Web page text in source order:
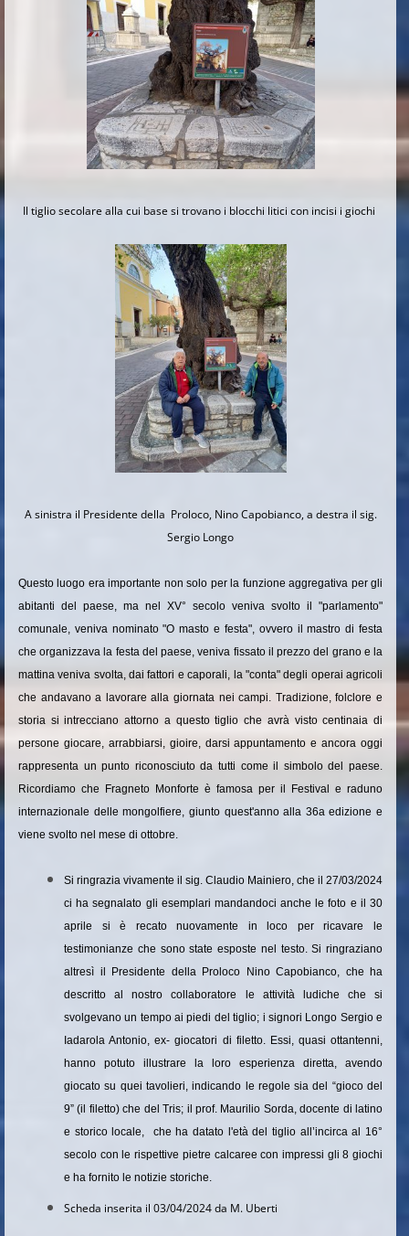
Il tiglio secolare alla cui base si trovano i blocchi litici con incisi i giochi
A sinistra il Presidente della Proloco, Nino Capobianco, a destra il sig.
Sergio Longo
Questo luogo era importante non solo per la funzione aggregativa per gli
abitanti del paese, ma nel XV° secolo veniva svolto il "parlamento"
comunale, veniva nominato "O masto e festa", ovvero il mastro di festa
che organizzava la festa del paese, veniva fissato il prezzo del grano e la
mattina veniva svolta, dai fattori e caporali, la "conta" degli operai agricoli
che andavano a lavorare alla giornata nei campi. Tradizione, folclore e
storia si intrecciano attorno a questo tiglio che avrà visto centinaia di
persone giocare, arrabbiarsi, gioire, darsi appuntamento e ancora oggi
rappresenta un punto riconosciuto da tutti come il simbolo del paese.
Ricordiamo che Fragneto Monforte è famosa per il Festival e raduno
internazionale delle mongolfiere, giunto quest'anno alla 36a edizione e
viene svolto nel mese di ottobre.
Si ringrazia vivamente il sig. Claudio Mainiero, che il 27/03/2024
ci ha segnalato gli esemplari mandandoci anche le foto e il 30
aprile si è recato nuovamente in loco per ricavare le
testimonianze che sono state esposte nel testo. Si ringraziano
altresì il Presidente della Proloco Nino Capobianco, che ha
descritto al nostro collaboratore le attività ludiche che si
svolgevano un tempo ai piedi del tiglio; i signori Longo Sergio e
Iadarola Antonio, ex- giocatori di filetto. Essi, quasi ottantenni,
hanno potuto illustrare la loro esperienza diretta, avendo
giocato su quei tavolieri, indicando le regole sia del “gioco del
9” (il filetto) che del Tris; il prof. Maurilio Sorda, docente di latino
e storico locale, che ha datato l'età del tiglio all’incirca al 16°
secolo con le rispettive pietre calcaree con impressi gli 8 giochi
e ha fornito le notizie storiche.
Scheda inserita il 03/04/2024 da M. Uberti